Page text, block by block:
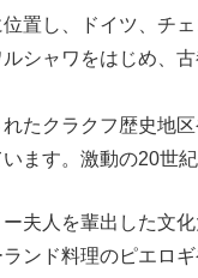
置し、ドイツ、チ
シャワをはじめ、
たクラクフ歴史地
ます。激動の20世
夫人を輩出した文
ンド料理のピエロ